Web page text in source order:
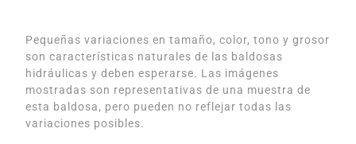
Pequeñas variaciones en tamaño, color, tono y grosor
son características naturales de las baldosas
hidráulicas y deben esperarse. Las imágenes
mostradas son representativas de una muestra de
esta baldosa, pero pueden no reflejar todas las
variaciones posibles.